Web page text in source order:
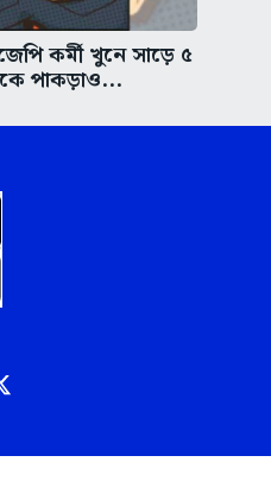
কর্মী খুনে সাড়ে ৫
পাকড়াও...